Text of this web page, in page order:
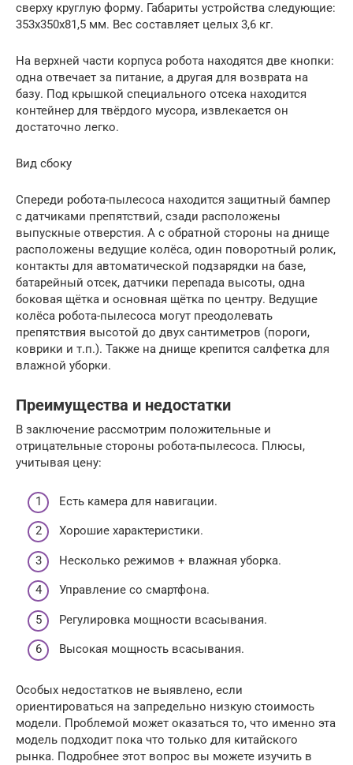
сверху круглую форму. Габариты устройства следующие:
353х350х81,5 мм. Вес составляет целых 3,6 кг.
На верхней части корпуса робота находятся две кнопки:
одна отвечает за питание, а другая для возврата на
базу. Под крышкой специального отсека находится
контейнер для твёрдого мусора, извлекается он
достаточно легко.
Вид сбоку
Спереди робота-пылесоса находится защитный бампер
с датчиками препятствий, сзади расположены
выпускные отверстия. А с обратной стороны на днище
расположены ведущие колёса, один поворотный ролик,
контакты для автоматической подзарядки на базе,
батарейный отсек, датчики перепада высоты, одна
боковая щётка и основная щётка по центру. Ведущие
колёса робота-пылесоса могут преодолевать
препятствия высотой до двух сантиметров (пороги,
коврики и т.п.). Также на днище крепится салфетка для
влажной уборки.
Преимущества и недостатки
В заключение рассмотрим положительные и
отрицательные стороны робота-пылесоса. Плюсы,
учитывая цену:
Есть камера для навигации.
Хорошие характеристики.
Несколько режимов + влажная уборка.
Управление со смартфона.
Регулировка мощности всасывания.
Высокая мощность всасывания.
Особых недостатков не выявлено, если
ориентироваться на запредельно низкую стоимость
модели. Проблемой может оказаться то, что именно эта
модель подходит пока что только для китайского
рынка. Подробнее этот вопрос вы можете изучить в